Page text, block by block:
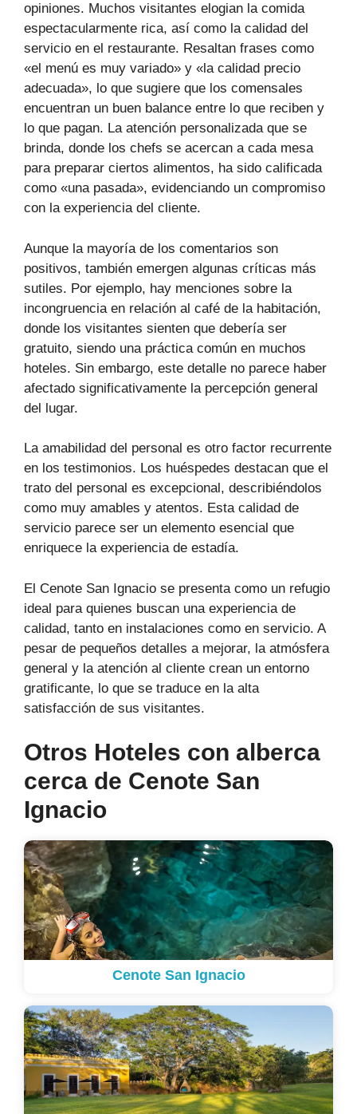
opiniones. Muchos visitantes elogian la comida
espectacularmente rica, así como la calidad del
servicio en el restaurante. Resaltan frases como
«el menú es muy variado» y «la calidad precio
adecuada», lo que sugiere que los comensales
encuentran un buen balance entre lo que reciben y
lo que pagan. La atención personalizada que se
brinda, donde los chefs se acercan a cada mesa
para preparar ciertos alimentos, ha sido calificada
como «una pasada», evidenciando un compromiso
con la experiencia del cliente.
Aunque la mayoría de los comentarios son
positivos, también emergen algunas críticas más
sutiles. Por ejemplo, hay menciones sobre la
incongruencia en relación al café de la habitación,
donde los visitantes sienten que debería ser
gratuito, siendo una práctica común en muchos
hoteles. Sin embargo, este detalle no parece haber
afectado significativamente la percepción general
del lugar.
La amabilidad del personal es otro factor recurrente
en los testimonios. Los huéspedes destacan que el
trato del personal es excepcional, describiéndolos
como muy amables y atentos. Esta calidad de
servicio parece ser un elemento esencial que
enriquece la experiencia de estadía.
El Cenote San Ignacio se presenta como un refugio
ideal para quienes buscan una experiencia de
calidad, tanto en instalaciones como en servicio. A
pesar de pequeños detalles a mejorar, la atmósfera
general y la atención al cliente crean un entorno
gratificante, lo que se traduce en la alta
satisfacción de sus visitantes.
Otros Hoteles con alberca
cerca de Cenote San
Ignacio
Cenote San Ignacio